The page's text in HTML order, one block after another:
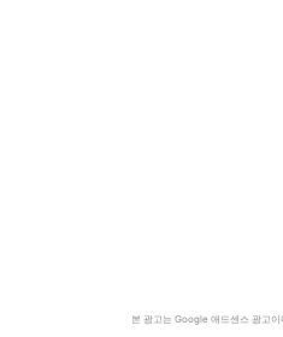
본 광고는 Google 애드센스 광고이